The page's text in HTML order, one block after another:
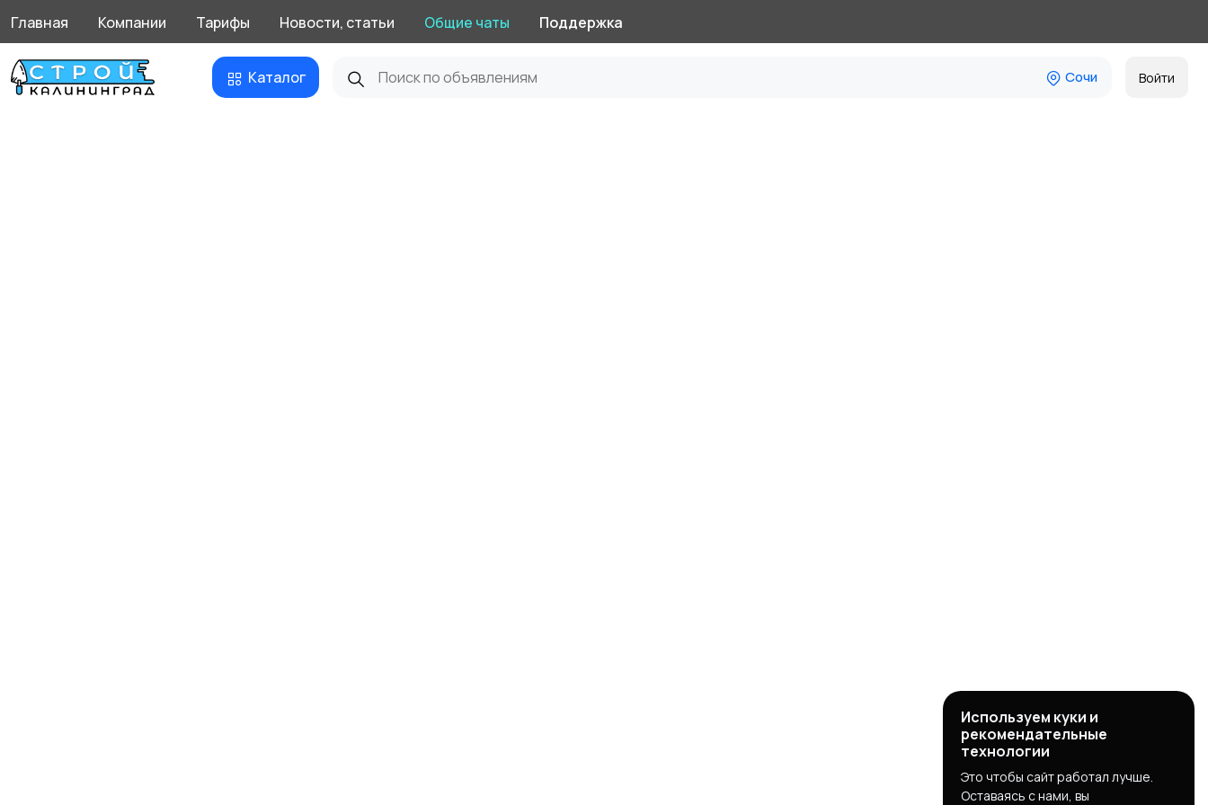
Главная Компании Тарифы Новости, статьи Общие чаты Поддержка
Каталог Сочи Войти
Используем куки и
рекомендательные
технологии
Это чтобы сайт работал лучше.
Оставаясь с нами, вы